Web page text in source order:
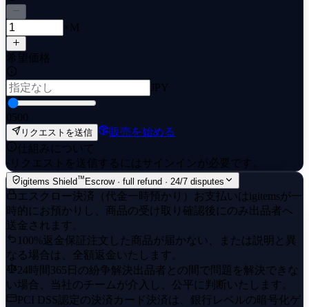
×M
希望価格
JPY
0500
リクエストを送信
販売を始める
仕組みについて
· リクエストを送信するにはサインインが必要です。
igitems Shield™Escrow · full refund · 24/7 disputes
エスクロー決済（代金一時預かり）
お支払いはigitemsが一
時的にお預かりし、商品の受け取り確認後にのみ出品者へ
送金されます。
100%返金保証 注文した商品が届かない、または説明と異
なる場合は、全額返金いたします。
24時間365日の紛争解決出品者との間で問題を解決できな
い場合、当社のチームが介入し、公平に判断いたします。
PCI DSS認定の決済 カード決済は、銀行レベルの暗号化ゲ